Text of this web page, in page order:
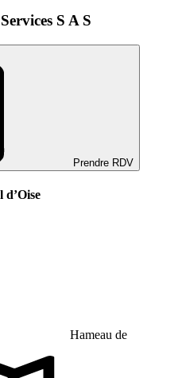
S A S
Prendre RDV
Hameau de